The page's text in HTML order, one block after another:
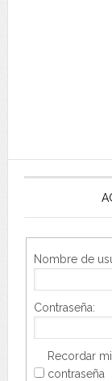
Nombre de
Contraseña:
Recordar mi
contraseña